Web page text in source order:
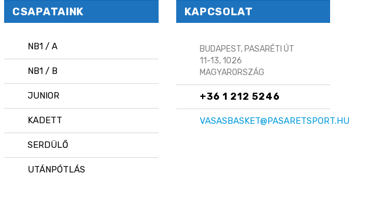
CSAPATAINK
NB1 / A
NB1 / B
JUNIOR
KADETT
SERDÜLŐ
UTÁNPÓTLÁS
KAPCSOLAT
BUDAPEST, PASARÉTI ÚT
11-13, 1026
MAGYARORSZÁG
+36 1 212 5246
VASASBASKET@PASARETSPORT.HU